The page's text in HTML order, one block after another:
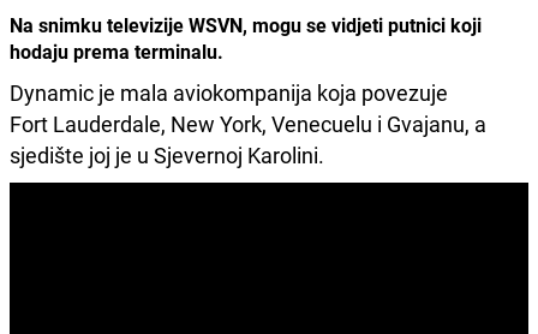
Na snimku televizije WSVN, mogu se vidjeti putnici koji
hodaju prema terminalu.
Dynamic je mala aviokompanija koja povezuje
Fort Lauderdale, New York, Venecuelu i Gvajanu, a
sjedište joj je u Sjevernoj Karolini.